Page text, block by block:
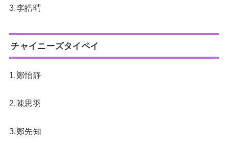
3.李皓晴
チャイニーズタイペイ
1.鄭怡静
2.陳思羽
3.鄭先知